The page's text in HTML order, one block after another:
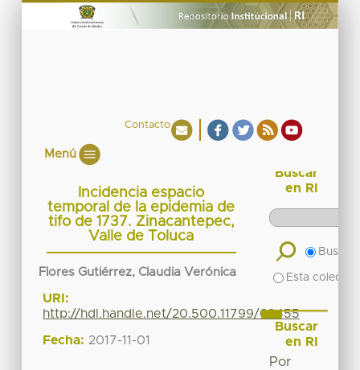
Contacto
Menú
Incidencia espacio
temporal de la epidemia de
tifo de 1737. Zinacantepec,
Valle de Toluca
Flores Gutiérrez, Claudia Verónica
URI:
http://hdl.handle.net/20.500.11799/68455
Fecha: 2017-11-01
Buscar
en RI
Buscar
Esta
Buscar
en RI
Por